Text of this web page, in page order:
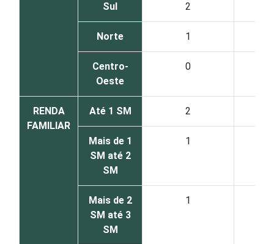
Sul 2
Norte 1
Centro-
Oeste
0
RENDA
FAMILIAR
Até 1 SM 2
Mais de 1
SM até 2
SM
1
Mais de 2
SM até 3
SM
1